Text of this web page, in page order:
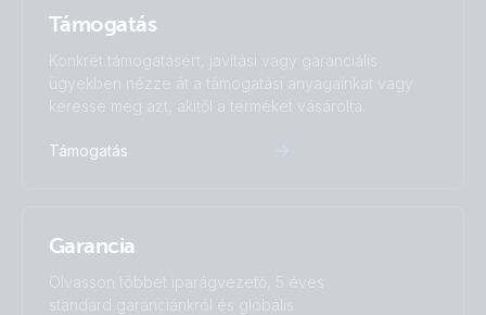
Támogatás
Konkrét támogatásért, javítási vagy garanciális
ügyekben nézze át a támogatási anyagainkat vagy
keresse meg azt, akitől a terméket vásárolta.
Támogatás
Garancia
Olvasson többet iparágvezető, 5 éves
standard garanciánkról és globális